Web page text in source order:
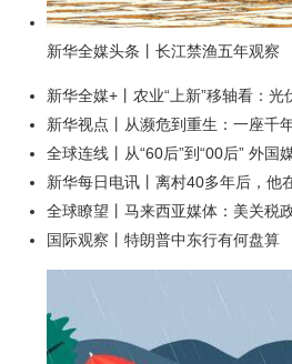
新华全媒头条丨长江禁渔五年观察
新华全媒+丨农业“上新”移轴看：光
新华视点丨从濒危到重生：一座千
全球连线丨从“60后”到“00后” 外国
新华每日电讯丨离村40多年后，他
全球瞭望丨马来西亚媒体：美关税
国际观察丨特朗普中东行有何盘算